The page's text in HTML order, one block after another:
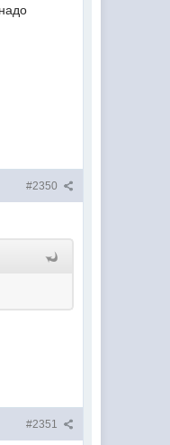
#2350
#2351